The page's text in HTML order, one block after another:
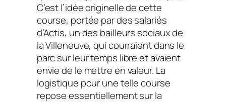
C’est l’idée originelle de cette
course, portée par des salariés
d’Actis, un des bailleurs sociaux de
la Villeneuve, qui courraient dans le
parc sur leur temps libre et avaient
envie de le mettre en valeur. La
logistique pour une telle course
repose essentiellement sur la